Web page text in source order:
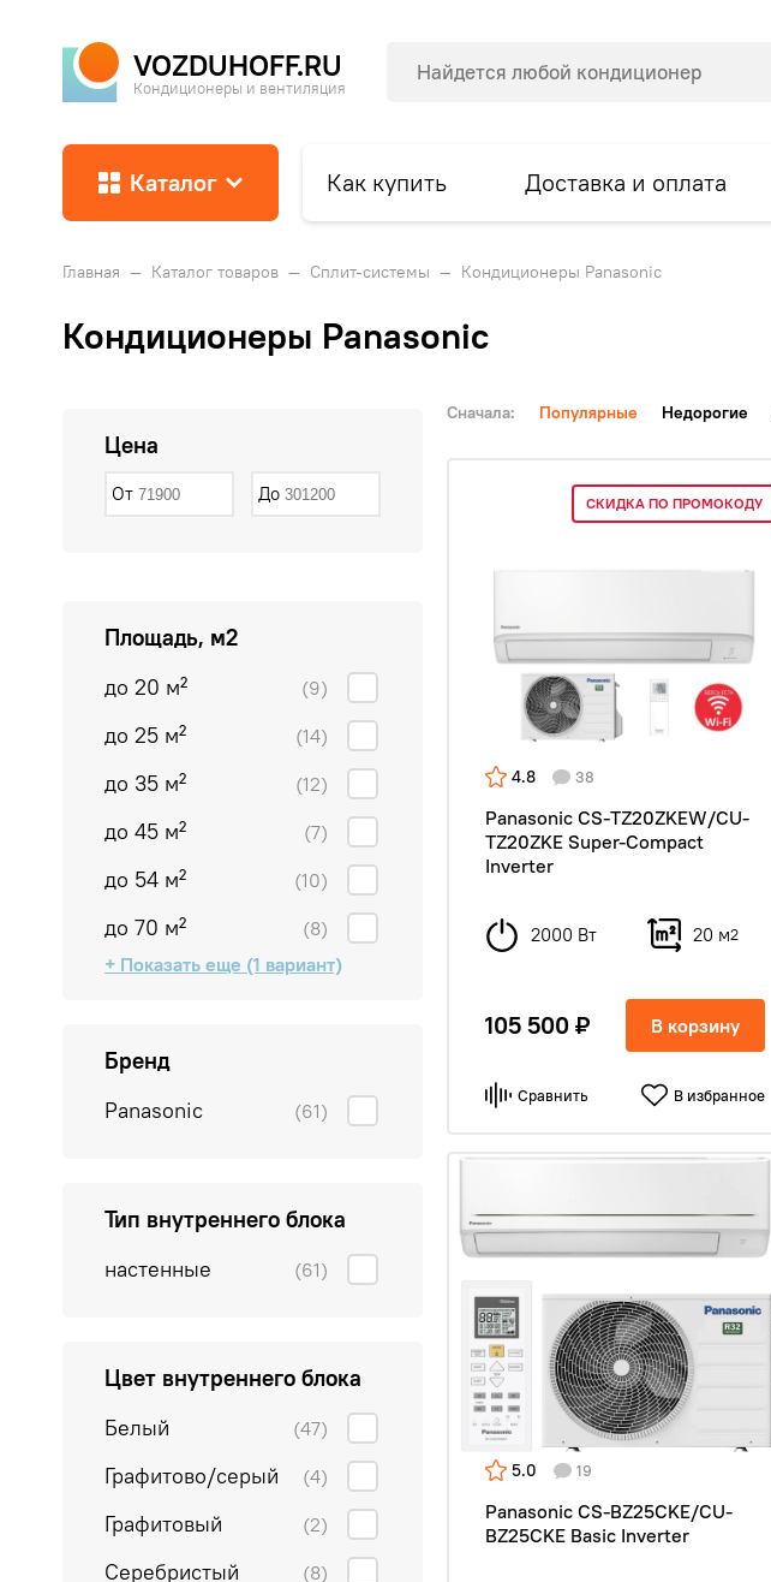
VOZDUHOFF.RU
Кондиционеры и вентиляция
Каталог Как купить Доставка и оплата
Главная — Каталог товаров — Сплит-системы — Кондиционеры Panasonic
Кондиционеры Panasonic
Цена
От До
Площадь, м2
до 20 м² (9)
до 25 м² (14)
до 35 м² (12)
до 45 м² (7)
до 54 м² (10)
до 70 м² (8)
от 70 м² (1)
+ Показать еще (1 вариант)
Бренд
Panasonic (61)
Тип внутреннего блока
настенные (61)
Цвет внутреннего блока
Белый (47)
Графитово/серый (4)
Графитовый (2)
Серебристый (8)
Сначала: Популярные Недорогие
СКИДКА ПО ПРОМОКОДУ
4.8 38
Panasonic CS-TZ20ZKEW/CU-
TZ20ZKE Super-Compact
Inverter
2000 Вт 20 м2
105 500 ₽ В корзину
Сравнить В избранное
5.0 19
Panasonic CS-BZ25CKE/CU-
BZ25CKE Basic Inverter